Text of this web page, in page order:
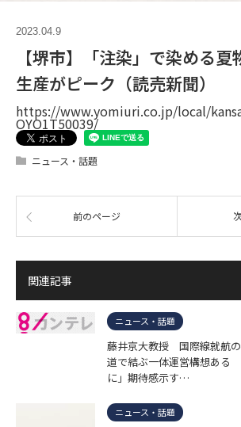
2023.04.9
【堺市】「注染」で染める
生産がピーク（読売新聞）
https://www.yomiuri.co.jp/local/
OYO1T50039/
ニュース・話題
前のページ
関連記事
ニュース・話題
藤井京大教授 国際線就航
道で結ぶ一体運営構想ある
に」期待感示す…
ニュース・話題